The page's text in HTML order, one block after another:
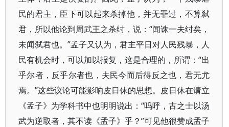
民的君主，臣下可以起来杀掉他，并无罪过，不算弑
君，所以他论到周武王之杀纣，说：“闻诛一夫纣矣，
未闻弑君也。”孟子又认为，君主平日对人民残暴，人
民有机会时，可以加以报复，这是合理的，所谓：“出
乎尔者，反乎尔者也，夫民今而后得反之也，君无尤
焉。”这些议论可能影响皮日休的思想。皮日休在请立
《孟子》为学科书中也明明说出：“呜呼，古之士以汤
武为逆取者，其不读《孟子》乎？”可见他很赞成孟子